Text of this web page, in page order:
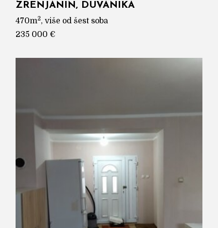
ZRENJANIN, DUVANIKA
470m2, više od šest soba
235 000 €